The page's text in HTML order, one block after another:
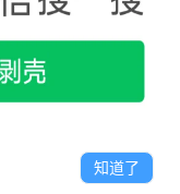
忘记密码？
知道了